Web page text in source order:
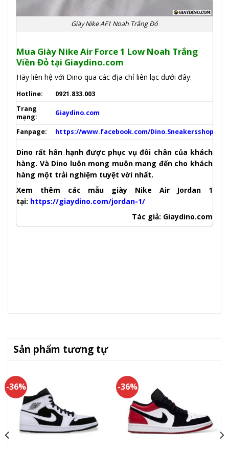
Giày Nike AF1 Noah Trắng Đỏ
Mua Giày Nike Air Force 1 Low Noah Trắng
Viền Đỏ tại Giaydino.com
Hãy liên hệ với Dino qua các địa chỉ liên lạc dưới đây:
Hotline:
0921.833.003
Trang
mạng:
Giaydino.com
Fanpage: https://www.facebook.com/Dino.Sneakersshop
Dino rất hân hạnh được phục vụ đôi chân của khách
hàng. Và Dino luôn mong muôn mang đến cho khách
hàng một trải nghiệm tuyệt vời nhất.
Xem thêm các mẫu giày Nike Air Jordan 1
tại: https://giaydino.com/jordan-1/
Tác giả: Giaydino.com
Sản phẩm tương tự
-36% -36%